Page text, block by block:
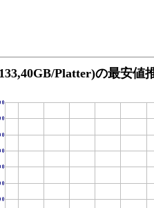
Platter)の最安値